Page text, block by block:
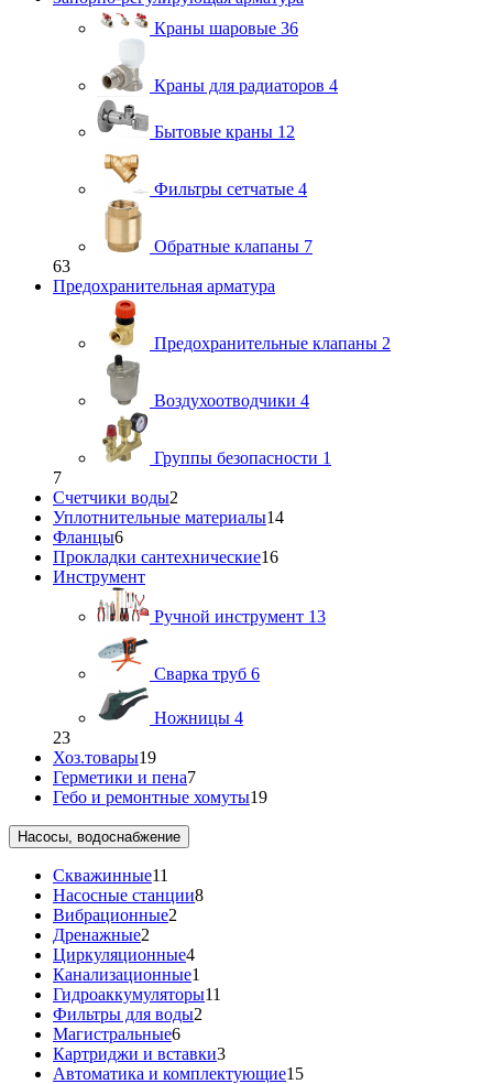
Краны шаровые 36
Краны для радиаторов 4
Бытовые краны 12
Фильтры сетчатые 4
Обратные клапаны 7
63
Предохранительная арматура
Предохранительные клапаны 2
Воздухоотводчики 4
Группы безопасности 1
7
Счетчики воды2
Уплотнительные материалы14
Фланцы6
Прокладки сантехнические16
Инструмент
Ручной инструмент 13
Сварка труб 6
Ножницы 4
23
Хоз.товары19
Герметики и пена7
Гебо и ремонтные хомуты19
Насосы, водоснабжение
Скважинные11
Насосные станции8
Вибрационные2
Дренажные2
Циркуляционные4
Канализационные1
Гидроаккумуляторы11
Фильтры для воды2
Магистральные6
Картриджи и вставки3
Автоматика и комплектующие15